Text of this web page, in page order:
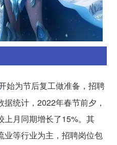
始为节后复工做准备，招聘
统计，2022年春节前夕，
上月同期增长了15%。其
业等行业为主，招聘岗位包